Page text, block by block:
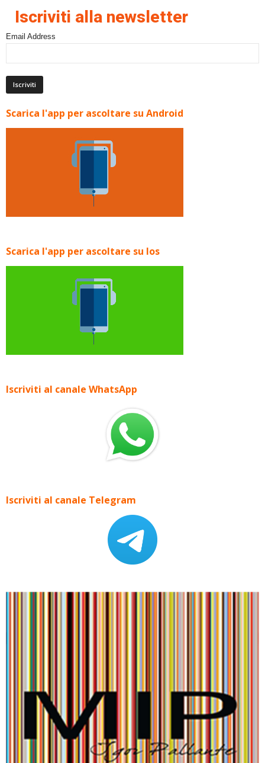
Iscriviti alla newsletter
Email Address
Scarica l'app per ascoltare su Android
Scarica l'app per ascoltare su Ios
Iscriviti al canale WhatsApp
Iscriviti al canale Telegram